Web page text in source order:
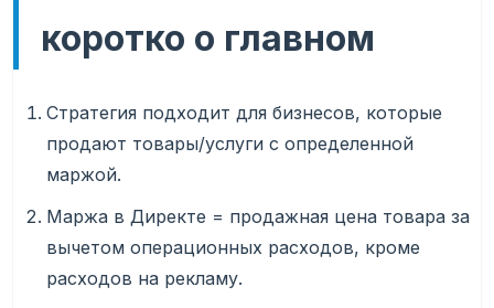
коротко о главном
Стратегия подходит для бизнесов, которые
продают товары/услуги с определенной
маржой.
Маржа в Директе = продажная цена товара за
вычетом операционных расходов, кроме
расходов на рекламу.